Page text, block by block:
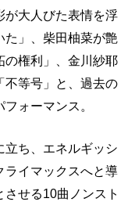
が大人びた表情を浮
」、柴田柚菜が艶
の権利」、金川紗耶
不等号」と、過去の
ォーマンス。
立ち、エネルギッシ
ライマックスへと導
せる10曲ノンスト